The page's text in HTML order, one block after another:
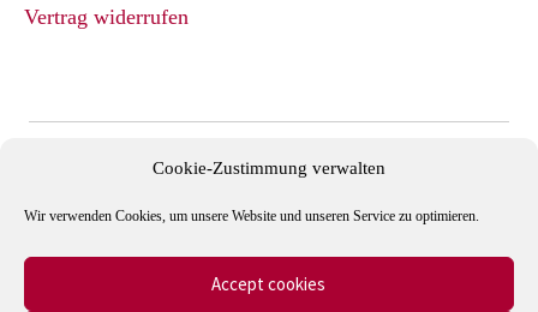
Cookie-Zustimmung verwalten
Wir verwenden Cookies, um unsere Website und unseren Service zu optimieren.
Accept cookies
Vertrag widerrufen